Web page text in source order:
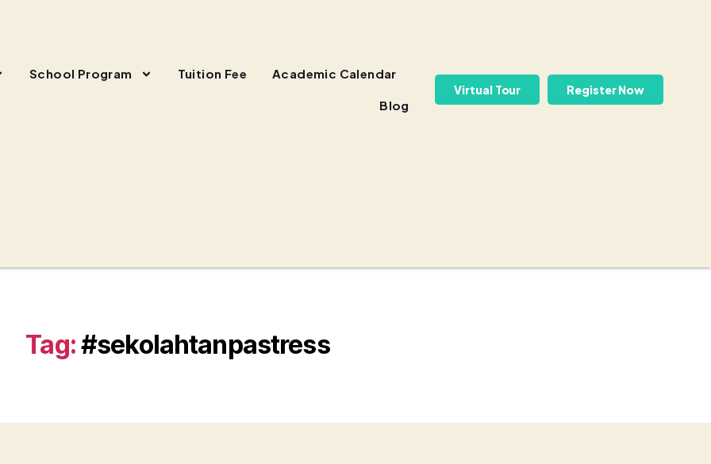
School Program Tuition Fee Academic Calendar
Blog
Virtual Tour Register Now
Tag:#sekolahtanpastress